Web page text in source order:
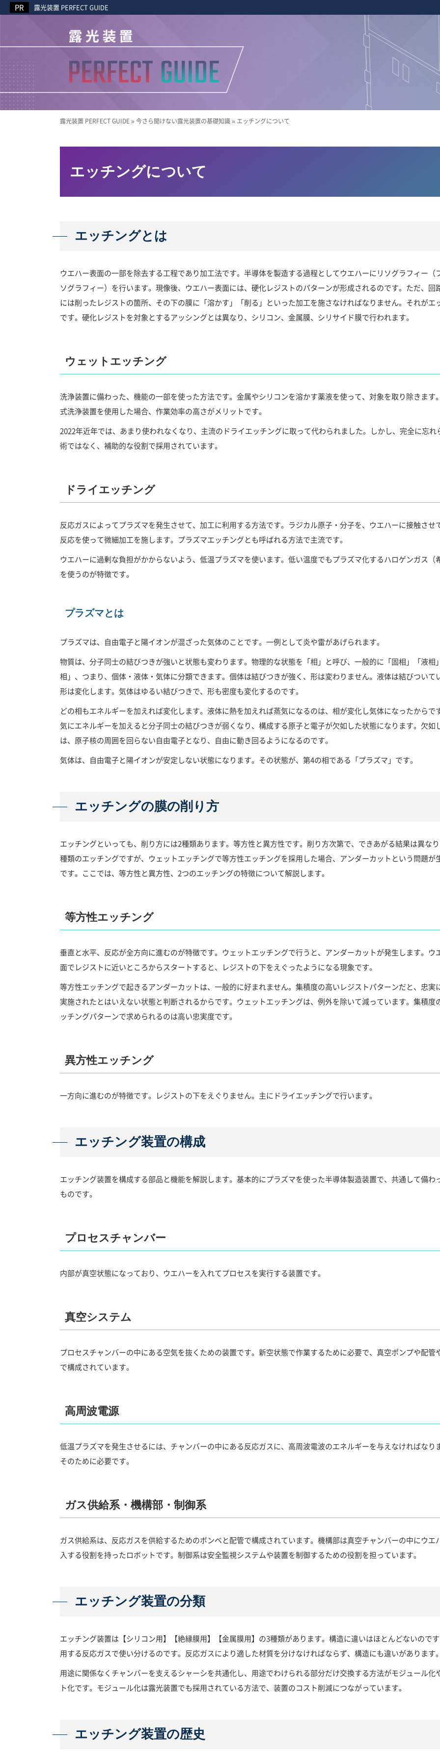
露光装置 PERFECT GUIDE
露光装置 PERFECT GUIDE» 今さら聞けない露光装置の基礎知識» エッチングについて
エッチングについて
エッチングとは
ウエハー表面の一部を除去する工程であり加工法です。半導体を製造する過程としてウエハーにリソグラフィー（
ソグラフィー）を行います。現像後、ウエハー表面には、硬化レジストのパターンが形成されるのです。ただ、回
には削ったレジストの箇所、その下の膜に「溶かす」「削る」といった加工を施さなければなりません。それがエ
です。硬化レジストを対象とするアッシングとは異なり、シリコン、金属膜、シリサイド膜で行われます。
ウェットエッチング
洗浄装置に備わった、機能の一部を使った方法です。金属やシリコンを溶かす薬液を使って、対象を取り除きます
式洗浄装置を使用した場合、作業効率の高さがメリットです。
2022年近年では、あまり使われなくなり、主流のドライエッチングに取って代わられました。しかし、完全に忘れ
術ではなく、補助的な役割で採用されています。
ドライエッチング
反応ガスによってプラズマを発生させて、加工に利用する方法です。ラジカル原子・分子を、ウエハーに接触させ
反応を使って微細加工を施します。プラズマエッチングとも呼ばれる方法で主流です。
ウエハーに過剰な負担がかからないよう、低温プラズマを使います。低い温度でもプラズマ化するハロゲンガス（
を使うのが特徴です。
プラズマとは
プラズマは、自由電子と陽イオンが混ざった気体のことです。一例として炎や雷があげられます。
物質は、分子同士の結びつきが強いと状態も変わります。物理的な状態を「相」と呼び、一般的に「固相」「液相
相」、つまり、個体・液体・気体に分類できます。個体は結びつきが強く、形は変わりません。液体は結びついて
形は変化します。気体はゆるい結びつきで、形も密度も変化するのです。
どの相もエネルギーを加えれば変化します。液体に熱を加えれば蒸気になるのは、相が変化し気体になったからで
気にエネルギーを加えると分子同士の結びつきが弱くなり、構成する原子と電子が欠如した状態になります。欠如
は、原子核の周囲を回らない自由電子となり、自由に動き回るようになるのです。
気体は、自由電子と陽イオンが安定しない状態になります。その状態が、第4の相である「プラズマ」です。
エッチングの膜の削り方
エッチングといっても、削り方には2種類あります。等方性と異方性です。削り方次第で、できあがる結果は異な
種類のエッチングですが、ウェットエッチングで等方性エッチングを採用した場合、アンダーカットという問題が
です。ここでは、等方性と異方性、2つのエッチングの特徴について解説します。
等方性エッチング
垂直と水平、反応が全方向に進むのが特徴です。ウェットエッチングで行うと、アンダーカットが発生します。ウ
面でレジストに近いところからスタートすると、レジストの下をえぐったようになる現象です。
等方性エッチングで起きるアンダーカットは、一般的に好まれません。集積度の高いレジストパターンだと、忠実
実施されたとはいえない状態と判断されるからです。ウェットエッチングは、例外を除いて減っています。集積度
ッチングパターンで求められるのは高い忠実度です。
異方性エッチング
一方向に進むのが特徴です。レジストの下をえぐりません。主にドライエッチングで行います。
エッチング装置の構成
エッチング装置を構成する部品と機能を解説します。基本的にプラズマを使った半導体製造装置で、共通して備わ
ものです。
プロセスチャンバー
内部が真空状態になっており、ウエハーを入れてプロセスを実行する装置です。
真空システム
プロセスチャンバーの中にある空気を抜くための装置です。新空状態で作業するために必要で、真空ポンプや配管
で構成されています。
高周波電源
低温プラズマを発生させるには、チャンバーの中にある反応ガスに、高周波電波のエネルギーを与えなければなり
そのために必要です。
ガス供給系・機構部・制御系
ガス供給系は、反応ガスを供給するためのボンベと配管で構成されています。機構部は真空チャンバーの中にウエ
入する役割を持ったロボットです。制御系は安全監視システムや装置を制御するための役割を担っています。
エッチング装置の分類
エッチング装置は【シリコン用】【絶縁膜用】【金属膜用】の3種類があります。構造に違いはほとんどないので
用する反応ガスで使い分けるのです。反応ガスにより適した材質を分けなければならず、構造にも違いがあります
用途に関係なくチャンバーを支えるシャーシを共通化し、用途でわけられる部分だけ交換する方法がモジュール化
ト化です。モジュール化は露光装置でも採用されている方法で、装置のコスト削減につながっています。
エッチング装置の歴史